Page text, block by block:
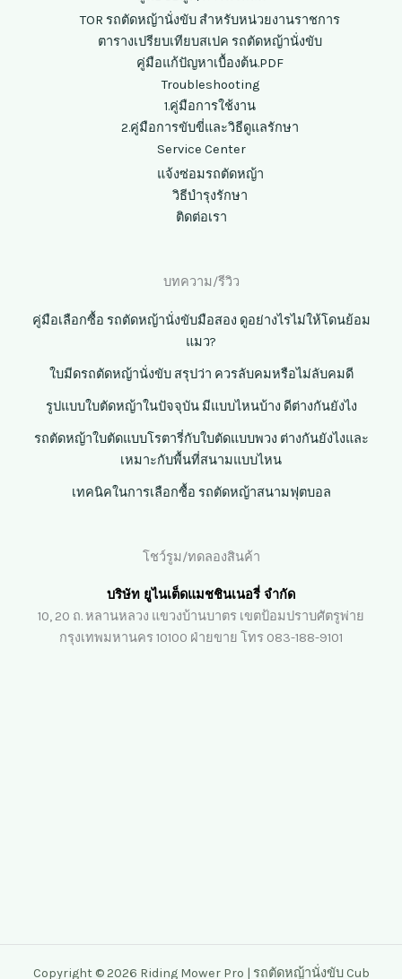
TOR รถตัดหญ้านั่งขับ สำหรับหน่วยงานราชการ
ตารางเปรียบเทียบสเปค รถตัดหญ้านั่งขับ
คู่มือแก้ปัญหาเบื้องต้น.PDF
Troubleshooting
1.คู่มือการใช้งาน
2.คู่มือการขับขี่และวิธีดูแลรักษา
Service Center
แจ้งซ่อมรถตัดหญ้า
วิธีบำรุงรักษา
ติดต่อเรา
บทความ/รีวิว
คู่มือเลือกซื้อ รถตัดหญ้านั่งขับมือสอง ดูอย่างไรไม่ให้โดนย้อม
แมว?
ใบมีดรถตัดหญ้านั่งขับ สรุปว่า ควรลับคมหรือไม่ลับคมดี
รูปแบบใบตัดหญ้าในปัจจุบัน มีแบบไหนบ้าง ดีต่างกันยังไง
รถตัดหญ้าใบตัดแบบโรตารี่กับใบตัดแบบพวง ต่างกันยังไงและ
เหมาะกับพื้นที่สนามแบบไหน
เทคนิคในการเลือกซื้อ รถตัดหญ้าสนามฟุตบอล
โชว์รูม/ทดลองสินค้า
บริษัท ยูไนเต็ดแมชชินเนอรี่ จำกัด
10, 20 ถ. หลานหลวง แขวงบ้านบาตร เขตป้อมปราบศัตรูพ่าย
กรุงเทพมหานคร 10100 ฝ่ายขาย โทร 083-188-9101
Copyright © 2026 Riding Mower Pro | รถตัดหญ้านั่งขับ Cub